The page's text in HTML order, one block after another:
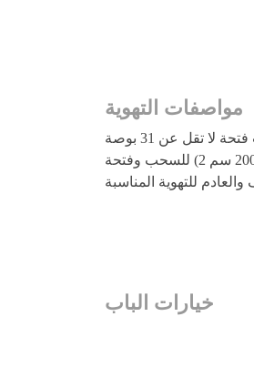
مواصفات التهوية
مطلوب فتحة لا تقل عن 31 بوصة
2 (200 سم 2) للسحب وفتحة
خيارات الباب